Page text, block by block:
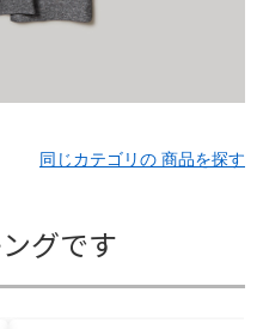
同じカテゴリの 商品を探す
グです